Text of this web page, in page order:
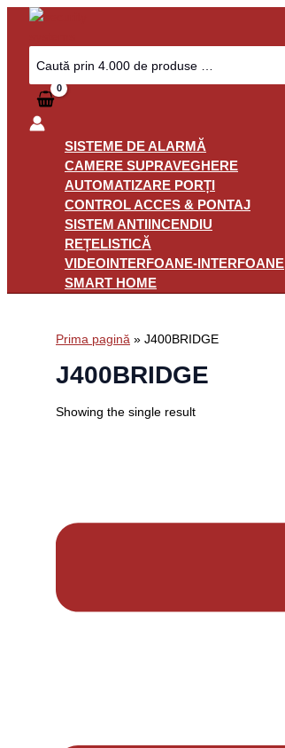
Skip
content
Search
for:
SISTEME DE ALARMĂ
CAMERE SUPRAVEGHERE
AUTOMATIZARE PORȚI
CONTROL ACCES & PONTAJ
SISTEM ANTIINCENDIU
REȚELISTICĂ
VIDEOINTERFOANE-INTERFOANE
SMART HOME
Prima pagină » J400BRIDGE
J400BRIDGE
Showing the single result